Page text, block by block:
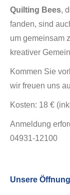
Quilting Bees,
fanden, sind
um gemeinsam
kreativer
Kommen Sie
wir freuen uns
Kosten: 18 €
Anmeldung
04931-12100
Unsere